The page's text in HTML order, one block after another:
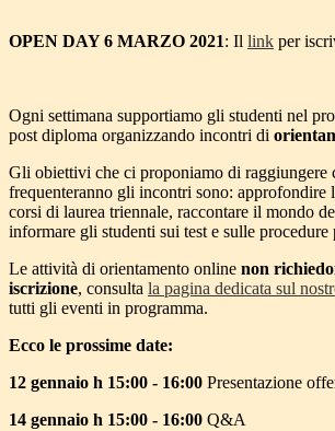
OPEN DAY 6 MARZO 2021: Il link per
Ogni settimana supportiamo gli studenti nel
post diploma organizzando incontri di
Gli obiettivi che ci proponiamo di raggiungere
frequenteranno gli incontri sono: approfondire
corsi di laurea triennale, raccontare il mondo
informare gli studenti sui test e sulle procedure
Le attività di orientamento online non
iscrizione, consulta la pagina dedicata sul
tutti gli eventi in programma.
Ecco le prossime date:
12 gennaio h 15:00 - 16:00 Presentazione
14 gennaio h 15:00 - 16:00 Q&A